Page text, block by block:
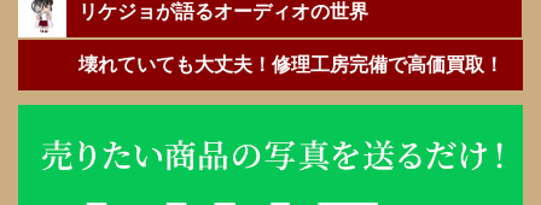
リケジョが語るオーディオの世界
壊れていても大丈夫！修理工房完備で高価買取！